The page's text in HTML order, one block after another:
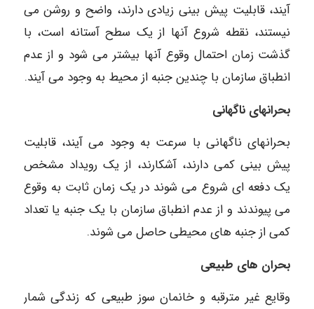
آیند، قابلیت پیش بینی زیادی دارند، واضح و روشن می
نیستند، نقطه شروع آنها از یک سطح آستانه است، با
گذشت زمان احتمال وقوع آنها بیشتر می شود و از عدم
انطباق سازمان با چندین جنبه از محیط به وجود می آیند.
بحرانهای ناگهانی
بحرانهای ناگهانی با سرعت به وجود می آیند، قابلیت
پیش بینی کمی دارند، آشکارند، از یک رویداد مشخص
یک دفعه ای شروع می شوند در یک زمان ثابت به وقوع
می پیوندند و از عدم انطباق سازمان با یک جنبه یا تعداد
کمی از جنبه های محیطی حاصل می شوند.
بحران های طبیعی
وقایع غیر مترقبه و خانمان سوز طبیعی که زندگی شمار